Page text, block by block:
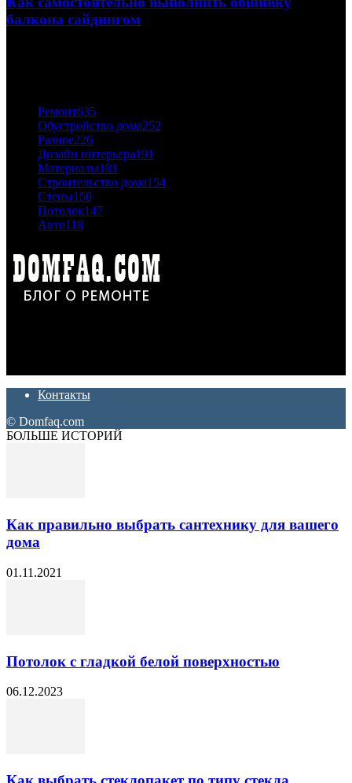
балкона сайдингом
Ремонт635
Обустройство дома252
Разное226
Дизайн интерьера191
Материалы181
Строительство дома154
Стены150
Потолок147
Авто118
Контакты
© Domfaq.com
БОЛЬШЕ ИСТОРИЙ
Как правильно выбрать сантехнику для вашего
дома
01.11.2021
Потолок с гладкой белой поверхностью
06.12.2023